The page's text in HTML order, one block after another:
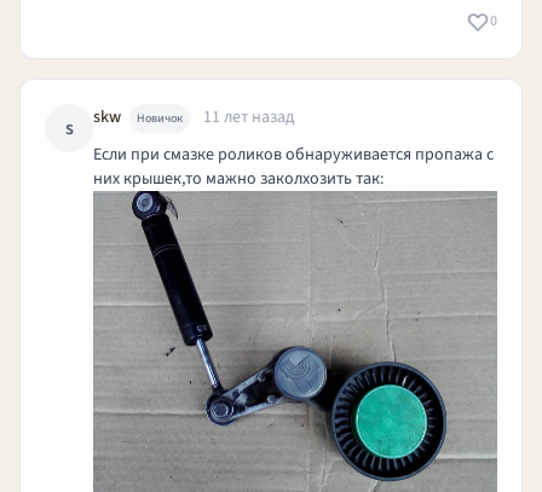
0
s skw Новичок
11 лет назад
Если при смазке роликов обнаруживается пропажа с
них крышек,то мажно заколхозить так: